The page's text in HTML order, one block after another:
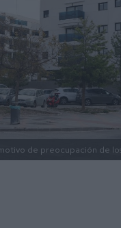
de preocupación de